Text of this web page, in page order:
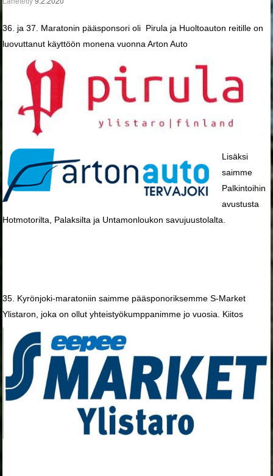
36. ja 37. Maratonin pääsponsori oli Pirula ja Huoltoauton reitille on
luovuttanut käyttöön monena vuonna Arton Auto
Lisäksi
saimme
Palkintoihin
avustusta
Hotmotorilta, Palaksilta ja Untamonloukon savujuustolalta.
35. Kyrönjoki-maratoniin saimme pääsponoriksemme S-Market
Ylistaron, joka on ollut yhteistyökumppanimme jo vuosia. Kiitos